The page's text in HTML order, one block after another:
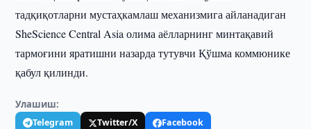
тадқиқотларни мустаҳкамлаш механизмига айланадиган
SheScience Central Asia олима аёлларнинг минтақавий
тармоғини яратишни назарда тутувчи Қўшма коммюнике
қабул қилинди.
Улашиш:
Telegram Twitter/X
Facebook